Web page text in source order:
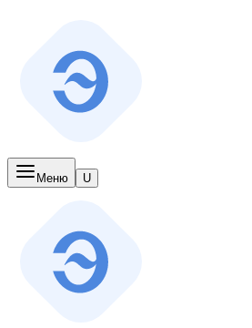
Меню U